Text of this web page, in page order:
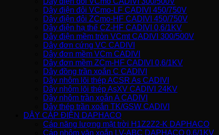
Dây điện đôi VCmo-LF CADIVI 450/750V
Dây điện đôi ZCmo-HF CADIVI 450/750V
Dây điện hạ thế CZ-HF CADIVI 0,6/1KV
Dây điện mềm tròn VCmt CADIVI 300/500V
Dây đơn cứng VC CADIVI
Dây đơn mềm VCm CADIVI
Dây đơn mềm ZCm-HF CADIVI 0,6/1KV
Dây đồng trần xoắn C CADIVI
Dây nhôm lõi thép ACSR As CADIVI
Dây nhôm lõi thép AsXV CADIVI 24KV
Dây nhôm trần xoắn A CADIVI
Dây thép trần xoắn TK/GSW CADIVI
DÂY CÁP ĐIỆN DAPHACO
Cáp năng lượng mặt trời H1Z2Z2-K DAPHACO
Cáp nhôm vặn xoắn LV-ABC DAPHACO 0,6/1KV